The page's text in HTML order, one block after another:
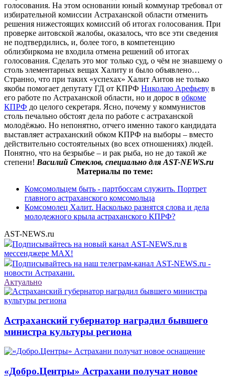
голосования. На этом основании юный коммунар требовал от
избирательной комиссии Астраханской области отменить
решения нижестоящих комиссий об итогах голосования. При
проверке аитовской жалобы, оказалось, что все эти сведения
не подтвердились, и, более того, в компетенцию
облизбиркома не входила отмена решений об итогах
голосования. Сделать это мог только суд, о чём не знавшему о
столь элементарных вещах Халиту и было объявлено…
Странно, что при таких «успехах» Халит Аитов не только
якобы помогает депутату ГД от КПРФ Николаю Арефьеву в
его работе по Астраханской области, но и дорос в обкоме
КПРФ до целого секретаря. Ясно, почему у коммунистов
столь печально обстоят дела по работе с астраханской
молодёжью. Но непонятно, отчего именно такого кандидата
выставляет астраханский обком КПРФ на выборы – вместо
действительно состоятельных (во всех отношениях) людей.
Понятно, что на безрыбье – и рак рыба, но не до такой же
степени! Василий Стеклов, специально для AST-NEWS.ru
Материалы по теме:
Комсомольцем быть - партбоссам служить. Портрет
главного астраханского комсомольца
Комсомолец Халит. Насколько разнятся слова и дела
молодежного крыла астраханского КПРФ?
AST-NEWS.ru
Подписывайтесь на новый канал AST-NEWS.ru в
мессенджере MAX!
Подписывайтесь на наш телеграм-канал AST-NEWS.ru -
новости Астрахани.
Актуально
Астраханский губернатор наградил бывшего
министра культуры региона
«Добро.Центры» Астрахани получат новое